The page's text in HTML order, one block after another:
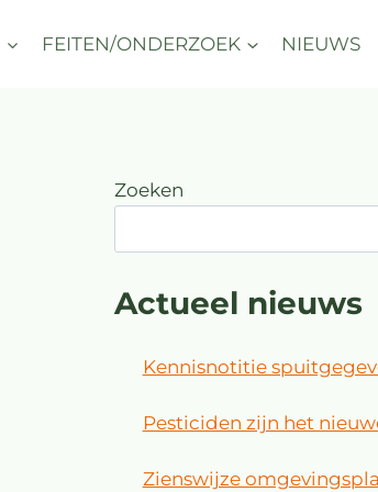
FEITEN/ONDERZOEK NIEUWS
Zoeken
Actueel nieuws
Kennisnotitie
Pesticiden zijn het
Zienswijze